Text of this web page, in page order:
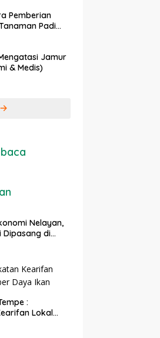
Pemberian
Padi
Jamur
& Medis)
Nelayan,
Dipasang di
:
Lokal